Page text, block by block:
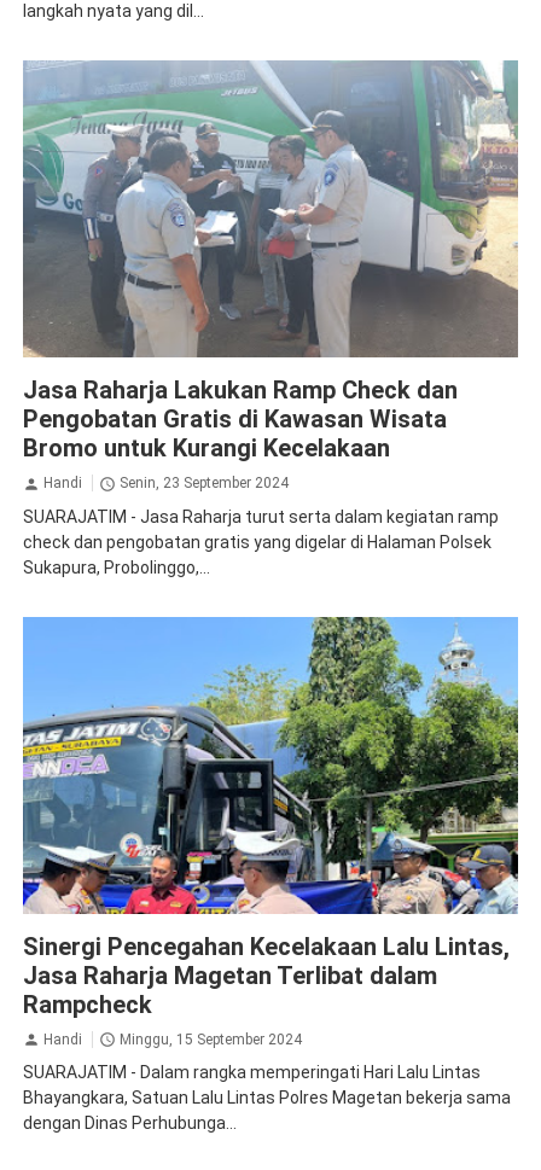
langkah nyata yang dil...
Jasa Raharja Lakukan Ramp Check dan
Pengobatan Gratis di Kawasan Wisata
Bromo untuk Kurangi Kecelakaan
Handi Senin, 23 September 2024
SUARAJATIM - Jasa Raharja turut serta dalam kegiatan ramp
check dan pengobatan gratis yang digelar di Halaman Polsek
Sukapura, Probolinggo,...
Sinergi Pencegahan Kecelakaan Lalu Lintas,
Jasa Raharja Magetan Terlibat dalam
Rampcheck
Handi Minggu, 15 September 2024
SUARAJATIM - Dalam rangka memperingati Hari Lalu Lintas
Bhayangkara, Satuan Lalu Lintas Polres Magetan bekerja sama
dengan Dinas Perhubunga...